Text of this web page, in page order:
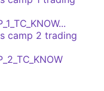
camp 2 trading